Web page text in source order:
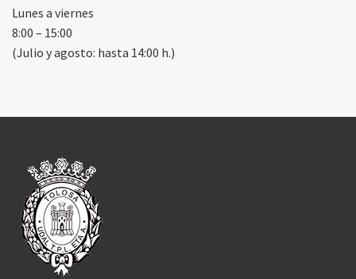
Lunes a viernes
8:00 – 15:00
(Julio y agosto: hasta 14:00 h.)